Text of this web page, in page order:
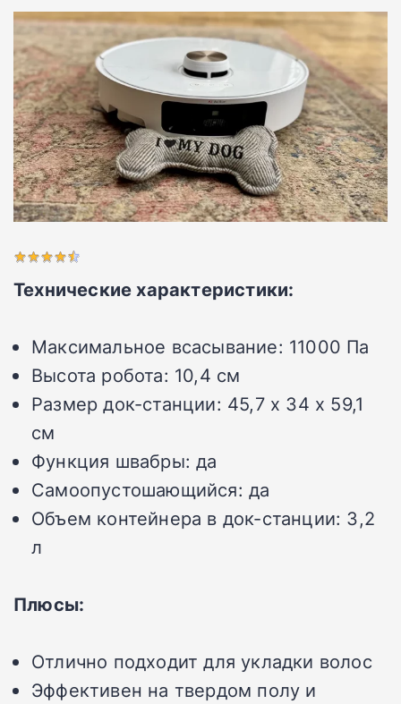
Технические характеристики:
Максимальное всасывание: 11000 Па
Высота робота: 10,4 см
Размер док-станции: 45,7 x 34 x 59,1
см
Функция швабры: да
Самоопустошающийся: да
Объем контейнера в док-станции: 3,2
л
Плюсы:
Отлично подходит для укладки волос
Эффективен на твердом полу и